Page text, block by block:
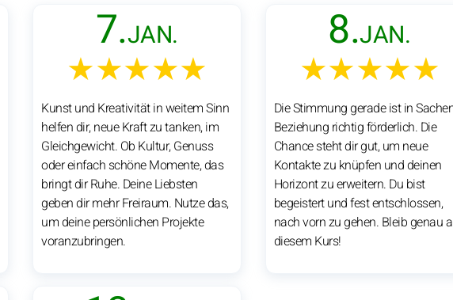
7.JAN.
★★★★★
Kunst und Kreativität in weitem Sinn
helfen dir, neue Kraft zu tanken, im
Gleichgewicht. Ob Kultur, Genuss
oder einfach schöne Momente, das
bringt dir Ruhe. Deine Liebsten
geben dir mehr Freiraum. Nutze das,
um deine persönlichen Projekte
voranzubringen.
8.JAN.
★★★★★
Die Stimmung gerade ist in
Beziehung richtig förderlich. Die
Chance steht dir gut, um neue
Kontakte zu knüpfen und deinen
Horizont zu erweitern. Du bist
begeistert und fest entschlossen,
nach vorn zu gehen. Bleib genau
diesem Kurs!